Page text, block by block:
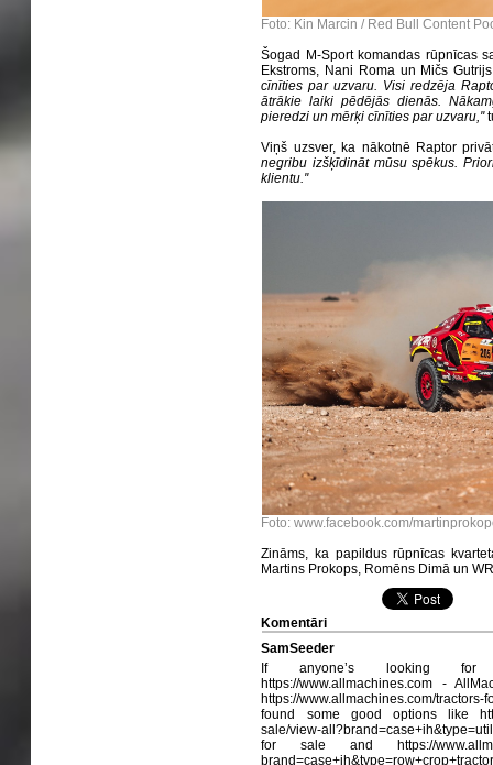
Foto: Kin Marcin / Red Bull Content
Šogad M-Sport komandas rūpnīcas
Ekstroms, Nani Roma un Mičs
cīnīties par uzvaru. Visi redzēja
ātrākie laiki pēdējās dienās.
pieredzi un mērķi cīnīties par uzvaru,''
Viņš uzsver, ka nākotnē Raptor
negribu izšķīdināt mūsu spēkus.
klientu.''
Foto: www.facebook.com/
Zināms, ka papildus rūpnīcas
Martins Prokops, Romēns Dimā un
Komentāri
SamSeeder
If anyone’s looking for
https://www.allmachines.com -
https://www.allmachines.com/
found some good options like
sale/view-
for sale and https://